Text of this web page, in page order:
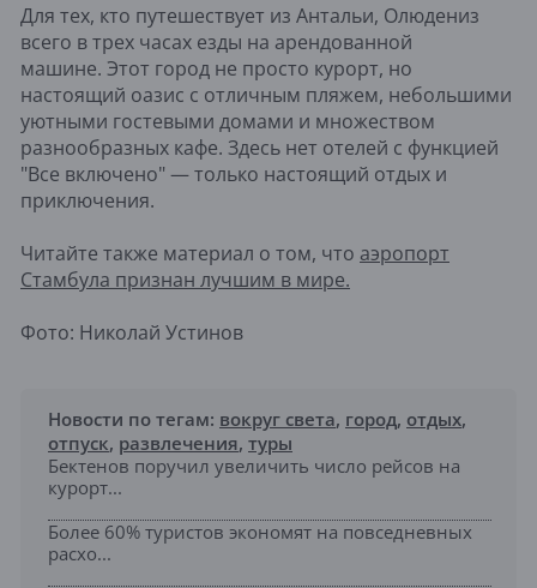
Для тех, кто путешествует из Антальи, Олюдениз
всего в трех часах езды на арендованной
машине. Этот город не просто курорт, но
настоящий оазис с отличным пляжем, небольшими
уютными гостевыми домами и множеством
разнообразных кафе. Здесь нет отелей с функцией
"Все включено" — только настоящий отдых и
приключения.
Читайте также материал о том, что аэропорт
Стамбула признан лучшим в мире.
Фото: Николай Устинов
Новости по тегам: вокруг света, город, отдых,
отпуск, развлечения, туры
Бектенов поручил увеличить число рейсов на
курорт...
Более 60% туристов экономят на повседневных
расхо...